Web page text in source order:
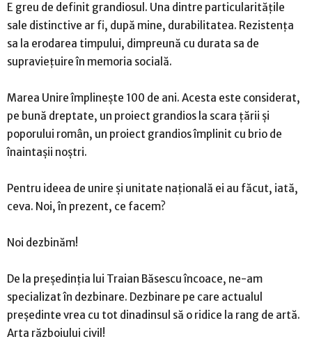
E greu de definit grandiosul. Una dintre particularitățile
sale distinctive ar fi, după mine, durabilitatea. Rezistența
sa la erodarea timpului, dimpreună cu durata sa de
supraviețuire în memoria socială.
Marea Unire împlinește 100 de ani. Acesta este considerat,
pe bună dreptate, un proiect grandios la scara țării și
poporului român, un proiect grandios împlinit cu brio de
înaintașii noștri.
Pentru ideea de unire și unitate națională ei au făcut, iată,
ceva. Noi, în prezent, ce facem?
Noi dezbinăm!
De la președinția lui Traian Băsescu încoace, ne-am
specializat în dezbinare. Dezbinare pe care actualul
președinte vrea cu tot dinadinsul să o ridice la rang de artă.
Arta războiului civil!